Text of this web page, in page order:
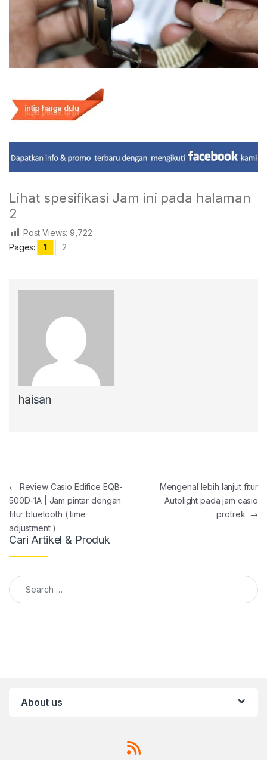
Lihat spesifikasi Jam ini pada halaman
2
Post Views: 9,722
Pages:
1 2
haisan
Post navigation
← Review Casio Edifice EQB-
500D-1A | Jam pintar dengan
fitur bluetooth ( time
adjustment )
Mengenal lebih lanjut fitur
Autolight pada jam casio
protrek →
Cari Artikel & Produk
Search for:
About us